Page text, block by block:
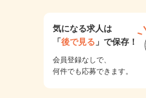
気になる求人は
「後で見る 」で保存！
会員登録なしで、
何件でも応募できます。